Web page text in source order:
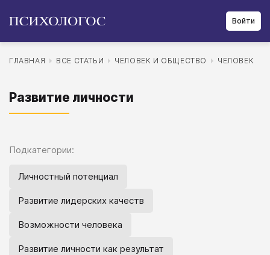
Войти
ГЛАВНАЯ ВСЕ СТАТЬИ ЧЕЛОВЕК И ОБЩЕСТВО ЧЕЛОВЕК
Развитие личности
Подкатегории:
Личностный потенциал
Развитие лидерских качеств
Возможности человека
Развитие личности как результат